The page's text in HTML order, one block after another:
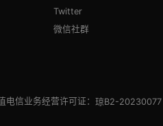
Twitter
微信社群
信业务经营许可证： 琼B2-20230077